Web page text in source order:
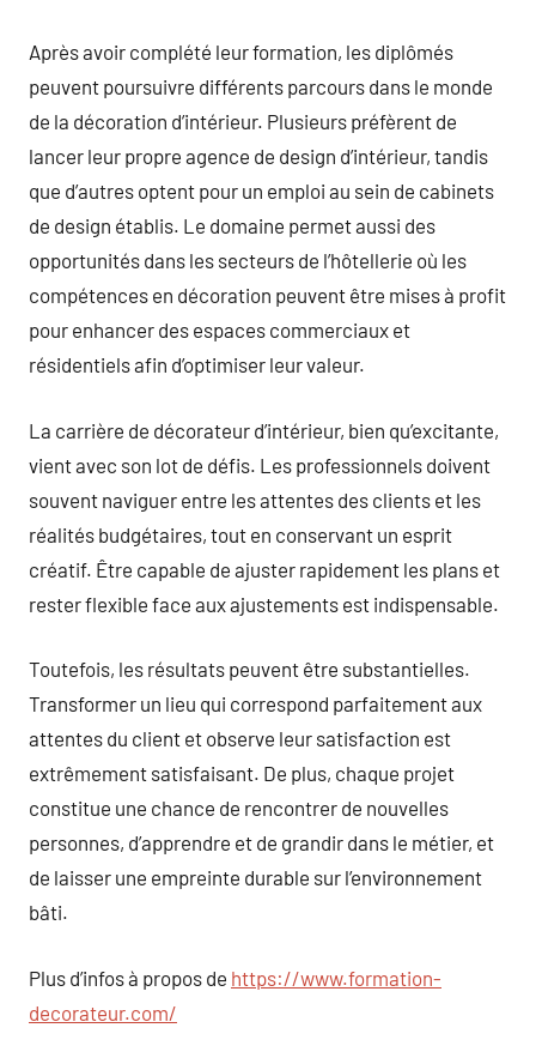
Après avoir complété leur formation, les diplômés
peuvent poursuivre différents parcours dans le monde
de la décoration d’intérieur. Plusieurs préfèrent de
lancer leur propre agence de design d’intérieur, tandis
que d’autres optent pour un emploi au sein de cabinets
de design établis. Le domaine permet aussi des
opportunités dans les secteurs de l’hôtellerie où les
compétences en décoration peuvent être mises à profit
pour enhancer des espaces commerciaux et
résidentiels afin d’optimiser leur valeur.
La carrière de décorateur d’intérieur, bien qu’excitante,
vient avec son lot de défis. Les professionnels doivent
souvent naviguer entre les attentes des clients et les
réalités budgétaires, tout en conservant un esprit
créatif. Être capable de ajuster rapidement les plans et
rester flexible face aux ajustements est indispensable.
Toutefois, les résultats peuvent être substantielles.
Transformer un lieu qui correspond parfaitement aux
attentes du client et observe leur satisfaction est
extrêmement satisfaisant. De plus, chaque projet
constitue une chance de rencontrer de nouvelles
personnes, d’apprendre et de grandir dans le métier, et
de laisser une empreinte durable sur l’environnement
bâti.
Plus d’infos à propos de https://www.formation-
decorateur.com/